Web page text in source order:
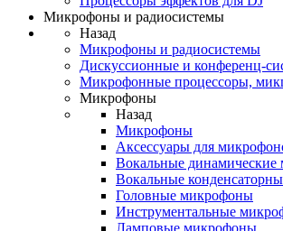
Микрофоны и радиосистемы
Назад
Микрофоны и радиосистемы
Дискуссионные и конференц-
Микрофонные процессоры,
Микрофоны
Назад
Микрофоны
Аксессуары для
Вокальные
Вокальные
Головные микрофоны
Инструментальные
Ламповые микрофоны